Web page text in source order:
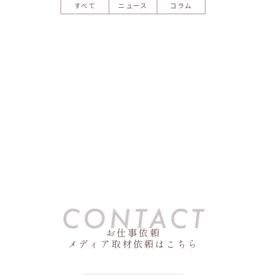
すべて ニュース コラム
お仕事依頼
メディア取材依頼はこちら